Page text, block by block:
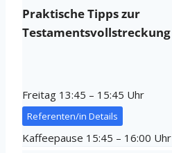
Praktische Tipps zur
Testamentsvollstreckung
Freitag 13:45 – 15:45 Uhr
Referenten/in Details
Kaffeepause 15:45 – 16:00 Uhr